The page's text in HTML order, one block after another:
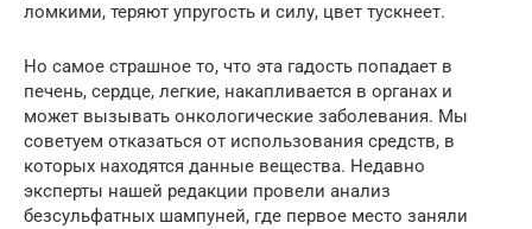
ломкими, теряют упругость и силу, цвет тускнеет.
Но самое страшное то, что эта гадость попадает в
печень, сердце, легкие, накапливается в органах и
может вызывать онкологические заболевания. Мы
советуем отказаться от использования средств, в
которых находятся данные вещества. Недавно
эксперты нашей редакции провели анализ
безсульфатных шампуней, где первое место заняли